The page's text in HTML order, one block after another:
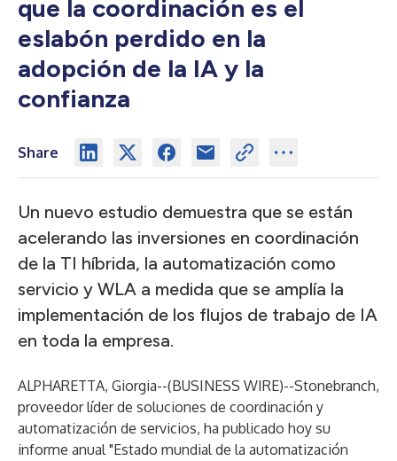
que la coordinación es el
eslabón perdido en la
adopción de la IA y la
confianza
Share
Un nuevo estudio demuestra que se están
acelerando las inversiones en coordinación
de la TI híbrida, la automatización como
servicio y WLA a medida que se amplía la
implementación de los flujos de trabajo de IA
en toda la empresa.
ALPHARETTA, Giorgia--(BUSINESS WIRE)--Stonebranch,
proveedor líder de soluciones de coordinación y
automatización de servicios, ha publicado hoy su
informe anual "Estado mundial de la automatización